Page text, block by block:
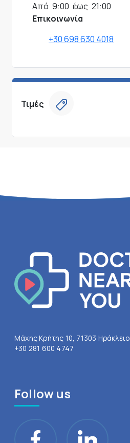
Από 9:00 έως 21:00
Επικοινωνία
+30 698 630 4018
Τιμές
Μάχης Κρήτης 10, 71303
+30 281 600 4747
Follow us